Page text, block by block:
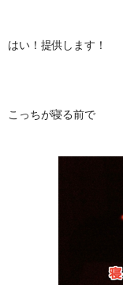
はい！提供します！
こっちが寝る前で